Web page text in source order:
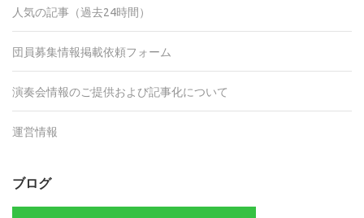
人気の記事（過去24時間）
団員募集情報掲載依頼フォーム
演奏会情報のご提供および記事化について
運営情報
ブログ